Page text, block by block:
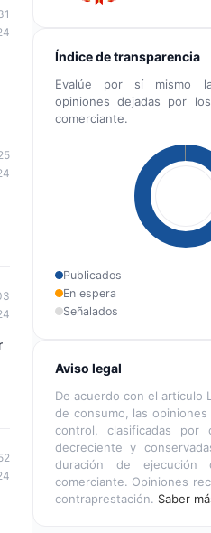
Índice de transparencia
Evalúe por sí mismo
opiniones dejadas por
comerciante.
Publicados
En espera
Señalados
Aviso legal
De acuerdo con el artículo
de consumo, las
control, clasificadas por
decreciente y
duración de ejecución
comerciante. Opiniones
contraprestación. Saber